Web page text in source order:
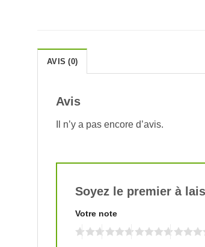
AVIS (0)
Avis
Il n’y a pas encore d’avis.
Soyez le premier à
Votre note